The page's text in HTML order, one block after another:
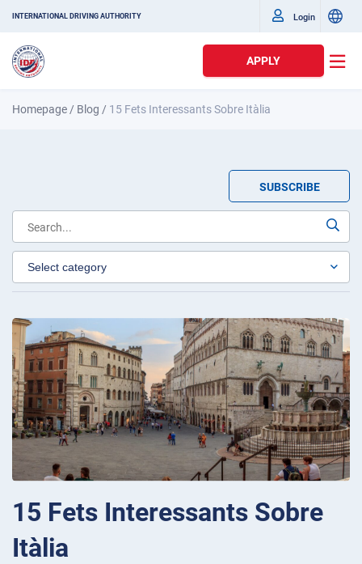
INTERNATIONAL DRIVING AUTHORITY Login
APPLY
Homepage / Blog / 15 Fets Interessants Sobre Itàlia
SUBSCRIBE
15 Fets Interessants Sobre
Itàlia